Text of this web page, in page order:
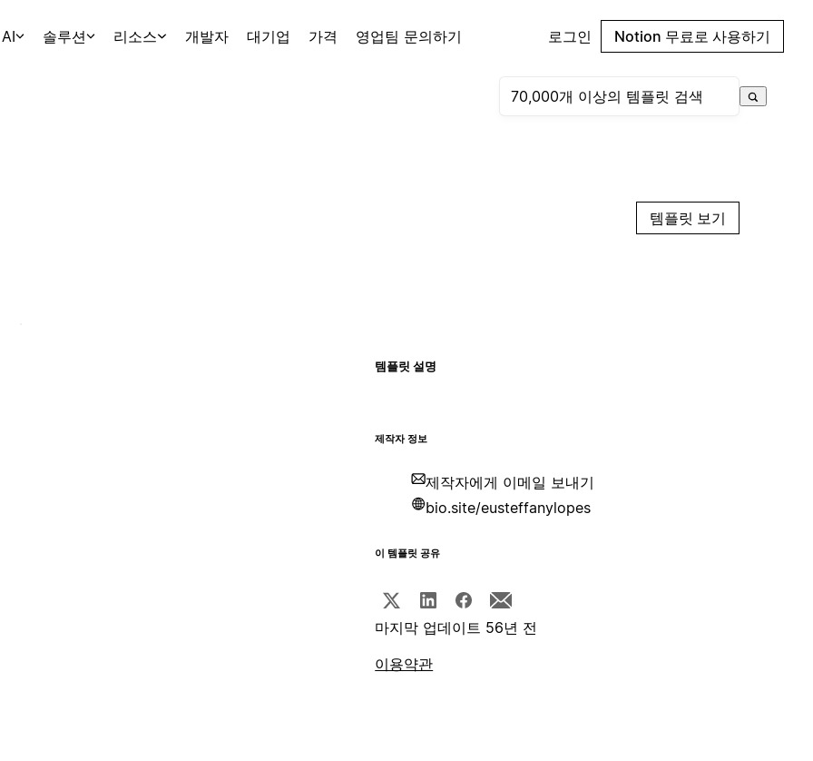
AI 솔루션 리소스 개발자 대기업 가격 영업팀 문의하기 로그인 Notion 무료로 사용하기
템플릿 보기
템플릿 설명
제작자 정보
제작자에게 이메일 보내기
bio.site/eusteffanylopes
이 템플릿 공유
마지막 업데이트 56년 전
이용약관